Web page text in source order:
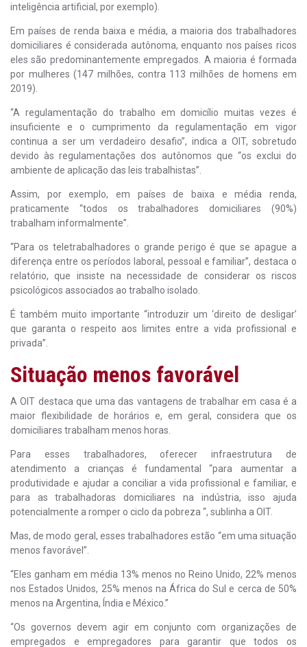
inteligência artificial, por exemplo).
Em países de renda baixa e média, a maioria dos trabalhadores
domiciliares é considerada autônoma, enquanto nos países ricos
eles são predominantemente empregados. A maioria é formada
por mulheres (147 milhões, contra 113 milhões de homens em
2019).
“A regulamentação do trabalho em domicílio muitas vezes é
insuficiente e o cumprimento da regulamentação em vigor
continua a ser um verdadeiro desafio”, indica a OIT, sobretudo
devido às regulamentações dos autônomos que “os exclui do
ambiente de aplicação das leis trabalhistas”.
Assim, por exemplo, em países de baixa e média renda,
praticamente “todos os trabalhadores domiciliares (90%)
trabalham informalmente”.
“Para os teletrabalhadores o grande perigo é que se apague a
diferença entre os períodos laboral, pessoal e familiar”, destaca o
relatório, que insiste na necessidade de considerar os riscos
psicológicos associados ao trabalho isolado.
É também muito importante “introduzir um ‘direito de desligar’
que garanta o respeito aos limites entre a vida profissional e
privada”.
Situação menos favorável
A OIT destaca que uma das vantagens de trabalhar em casa é a
maior flexibilidade de horários e, em geral, considera que os
domiciliares trabalham menos horas.
Para esses trabalhadores, oferecer infraestrutura de
atendimento a crianças é fundamental “para aumentar a
produtividade e ajudar a conciliar a vida profissional e familiar, e
para as trabalhadoras domiciliares na indústria, isso ajuda
potencialmente a romper o ciclo da pobreza “, sublinha a OIT.
Mas, de modo geral, esses trabalhadores estão “em uma situação
menos favorável”.
“Eles ganham em média 13% menos no Reino Unido, 22% menos
nos Estados Unidos, 25% menos na África do Sul e cerca de 50%
menos na Argentina, Índia e México.”
“Os governos devem agir em conjunto com organizações de
empregados e empregadores para garantir que todos os